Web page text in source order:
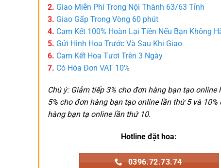
2. Giao Miễn Phí Trong Nội Thành 63/63 Tỉnh
3. Giao Gấp Trong Vòng 60 phút
4. Cam Kết 100% Hoàn Lại Tiền Nếu Bạn Không
5. Gửi Hình Hoa Trước Và Sau Khi Giao
6. Cam Kết Hoa Tươi Trên 3 Ngày
7. Có Hóa Đơn VAT 10%
Chú ý: Giảm tiếp 3% cho đơn hàng bạn tạo online
5% cho đơn hàng bạn tạo online lần thứ 5 và 10%
hàng bạn tạ online lần thứ 10.
Hotline đặt hoa:
0396.72.73.74